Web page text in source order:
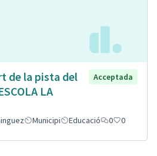
de la pista del
LA
Acceptada
Municipi Educació 0 0